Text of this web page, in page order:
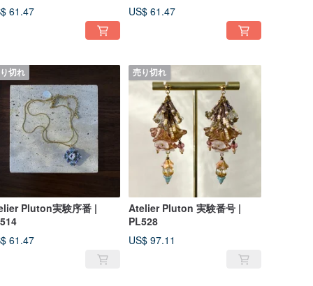
61.47
US$ 61.47
切れ
Pluton実験序番 |
61.47
売り切れ
Atelier Pluton 実験番号 |
PL528
US$ 97.11